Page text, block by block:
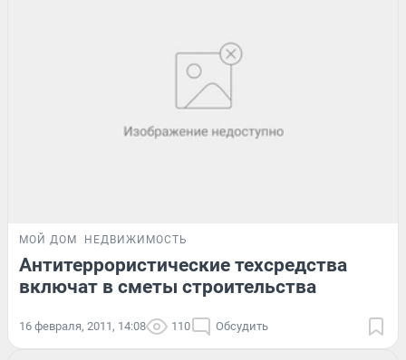
МОЙ ДОМ НЕДВИЖИМОСТЬ
Антитеррористические техсредства
включат в сметы строительства
16 февраля, 2011, 14:08 110 Обсудить